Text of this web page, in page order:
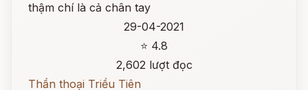
thậm chí là cả chân tay
29-04-2021
⭐ 4.8
2,602 lượt đọc
Thần thoại Triều Tiên